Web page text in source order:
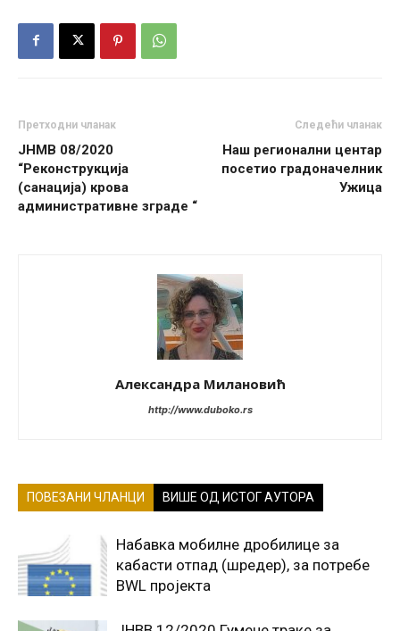
Претходни чланак
ЈНМВ 08/2020
“Реконструкција
(санација) крова
административне зграде “
Следећи чланак
Наш регионални центар
посетио градоначелник
Ужица
Александра Милановић
http://www.duboko.rs
ПОВЕЗАНИ ЧЛАНЦИ ВИШЕ ОД ИСТОГ АУТОРА
Набавка мобилне дробилице за
кабасти отпад (шредер), за потребе
BWL пројекта